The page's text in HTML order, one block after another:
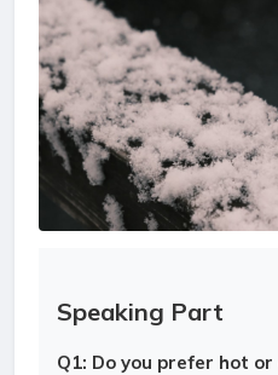
Speaking Part
Q1: Do you prefer hot